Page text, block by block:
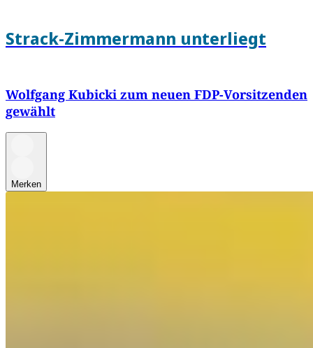
Strack-Zimmermann unterliegt
Wolfgang Kubicki zum neuen FDP-Vorsitzenden
gewählt
Merken